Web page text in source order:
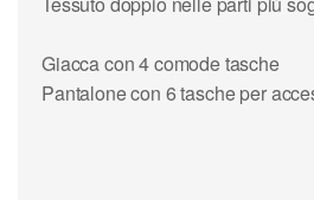
Giacca con 4 comode tasche
Pantalone con 6 tasche per